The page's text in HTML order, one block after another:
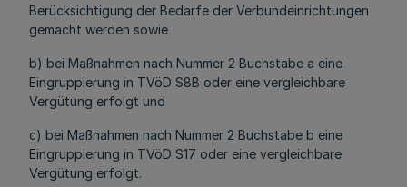
Berücksichtigung der Bedarfe der Verbundeinrichtungen
gemacht werden sowie
b) bei Maßnahmen nach Nummer 2 Buchstabe a eine
Eingruppierung in TVöD S8B oder eine vergleichbare
Vergütung erfolgt und
c) bei Maßnahmen nach Nummer 2 Buchstabe b eine
Eingruppierung in TVöD S17 oder eine vergleichbare
Vergütung erfolgt.